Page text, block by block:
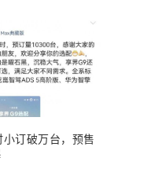
订破万台，预售